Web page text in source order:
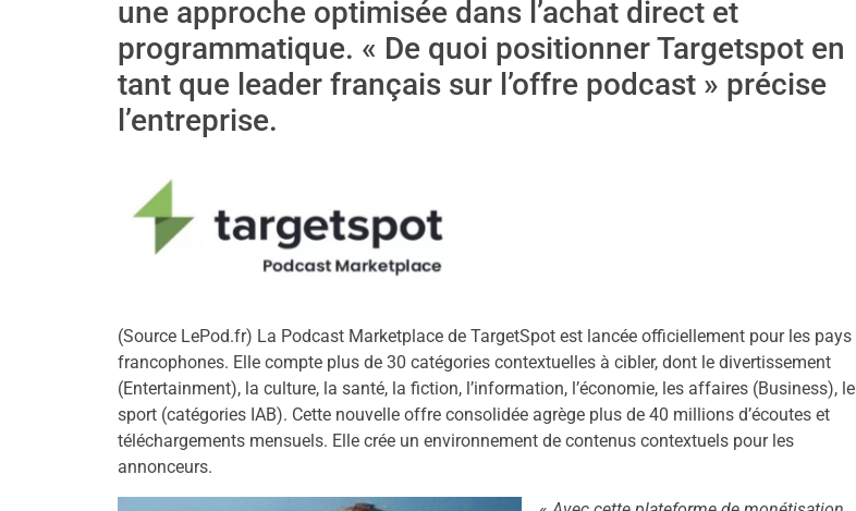
une approche optimisée dans l’achat direct et
programmatique. « De quoi positionner Targetspot en
tant que leader français sur l’offre podcast » précise
l’entreprise.
(Source LePod.fr) La Podcast Marketplace de TargetSpot est lancée officiellement pour les pays
francophones. Elle compte plus de 30 catégories contextuelles à cibler, dont le divertissement
(Entertainment), la culture, la santé, la fiction, l’information, l’économie, les affaires (Business), le
sport (catégories IAB). Cette nouvelle offre consolidée agrège plus de 40 millions d’écoutes et
téléchargements mensuels. Elle crée un environnement de contenus contextuels pour les
annonceurs.